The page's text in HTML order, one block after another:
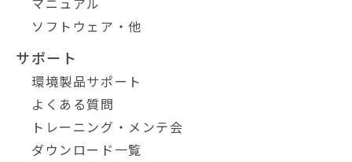
ソフトウェア・他
サポート
環境製品サポート
よくある質問
トレーニング・メンテ会
ダウンロード一覧